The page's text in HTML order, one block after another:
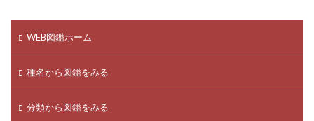
WEB図鑑ホーム
種名から図鑑をみる
分類から図鑑をみる